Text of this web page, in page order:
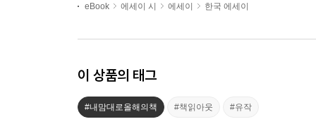
eBook 에세이 시 에세이 한국 에세이
이 상품의 태그
#내맘대로올해의책 #책읽아웃 #유작